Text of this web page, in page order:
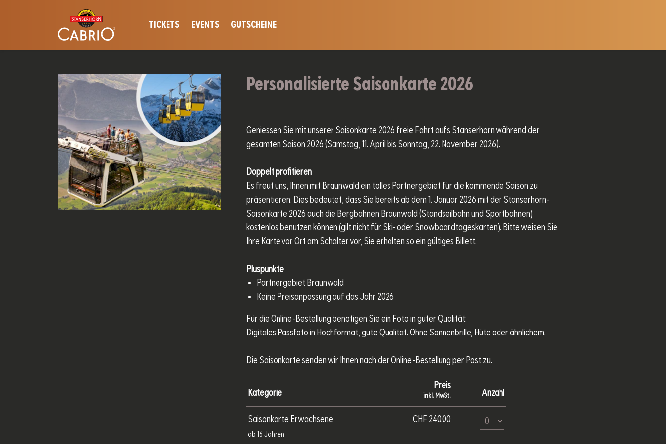
TICKETS EVENTS GUTSCHEINE
Personalisierte Saisonkarte 2026
Geniessen Sie mit unserer Saisonkarte 2026 freie Fahrt aufs Stanserhorn während der
gesamten Saison 2026 (Samstag, 11. April bis Sonntag, 22. November 2026).
Doppelt profitieren
Es freut uns, Ihnen mit Braunwald ein tolles Partnergebiet für die kommende Saison zu
präsentieren. Dies bedeutet, dass Sie bereits ab dem 1. Januar 2026 mit der Stanserhorn-
Saisonkarte 2026 auch die Bergbahnen Braunwald (Standseilbahn und Sportbahnen)
kostenlos benutzen können (gilt nicht für Ski- oder Snowboardtageskarten). Bitte weisen Sie
Ihre Karte vor Ort am Schalter vor, Sie erhalten so ein gültiges Billett.
Pluspunkte
Partnergebiet Braunwald
Keine Preisanpassung auf das Jahr 2026
Für die Online-Bestellung benötigen Sie ein Foto in guter Qualität:
Digitales Passfoto in Hochformat, gute Qualität. Ohne Sonnenbrille, Hüte oder ähnlichem.
Die Saisonkarte senden wir Ihnen nach der Online-Bestellung per Post zu.
Kategorie
Preis
inkl. MwSt. Anzahl
Saisonkarte Erwachsene
ab 16 Jahren
CHF 240.00 Anzahl Tickets Saisonkarte Erwachsene